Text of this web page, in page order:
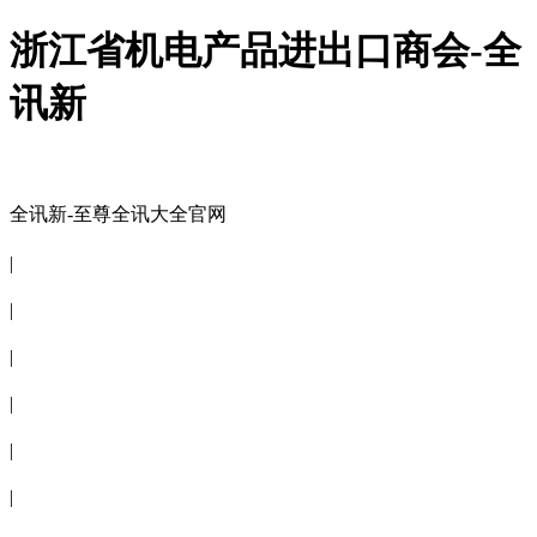
浙江省机电产品进出口商会-全
讯新
全讯新-至尊全讯大全官网
|
|
|
|
|
|